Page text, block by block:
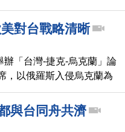
歷來規模最大的訪台代表
對台戰略清晰
「台灣-捷克-烏克蘭」論
，以俄羅斯入侵烏克蘭為
晰」，防止中共侵略野心。
先進武器戰略，預防戰爭
與台同舟共濟